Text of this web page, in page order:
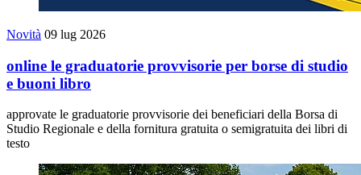
Novità 09 lug 2026
online le graduatorie provvisorie per borse di studio
e buoni libro
approvate le graduatorie provvisorie dei beneficiari della Borsa di
Studio Regionale e della fornitura gratuita o semigratuita dei libri di
testo